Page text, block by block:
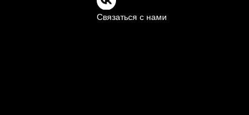
Связаться с нами